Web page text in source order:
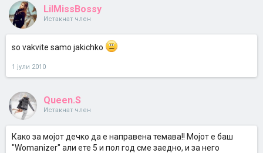
LilMissBossy
Истакнат член
so vakvite samo jakichko
1 јули 2010
Queen.S
Истакнат член
Како за мојот дечко да е направена темава!! Мојот e баш
"Womanizer" али ете 5 и пол год сме заедно, и за него